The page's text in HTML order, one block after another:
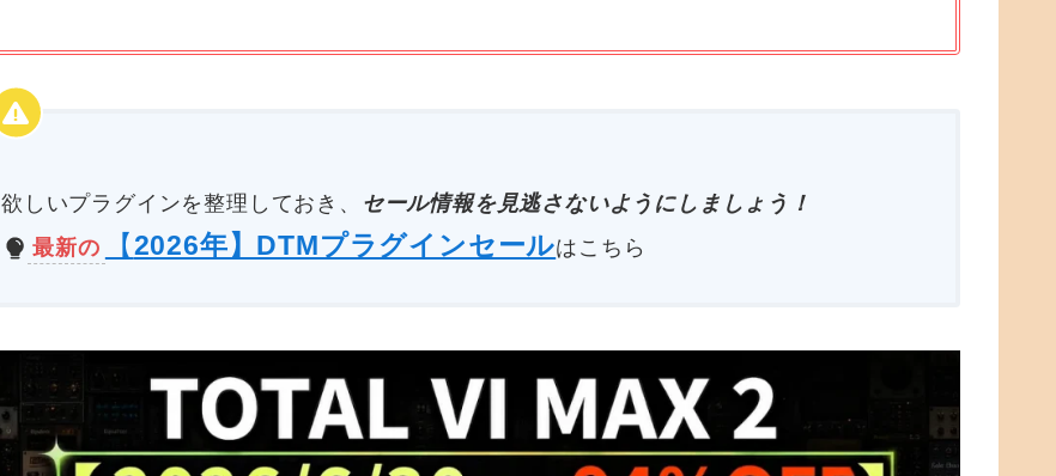
欲しいプラグインを整理しておき、
セール情報を見逃さないようにしましょう！
最新の
【 2026年】DTMプラグインセールはこちら